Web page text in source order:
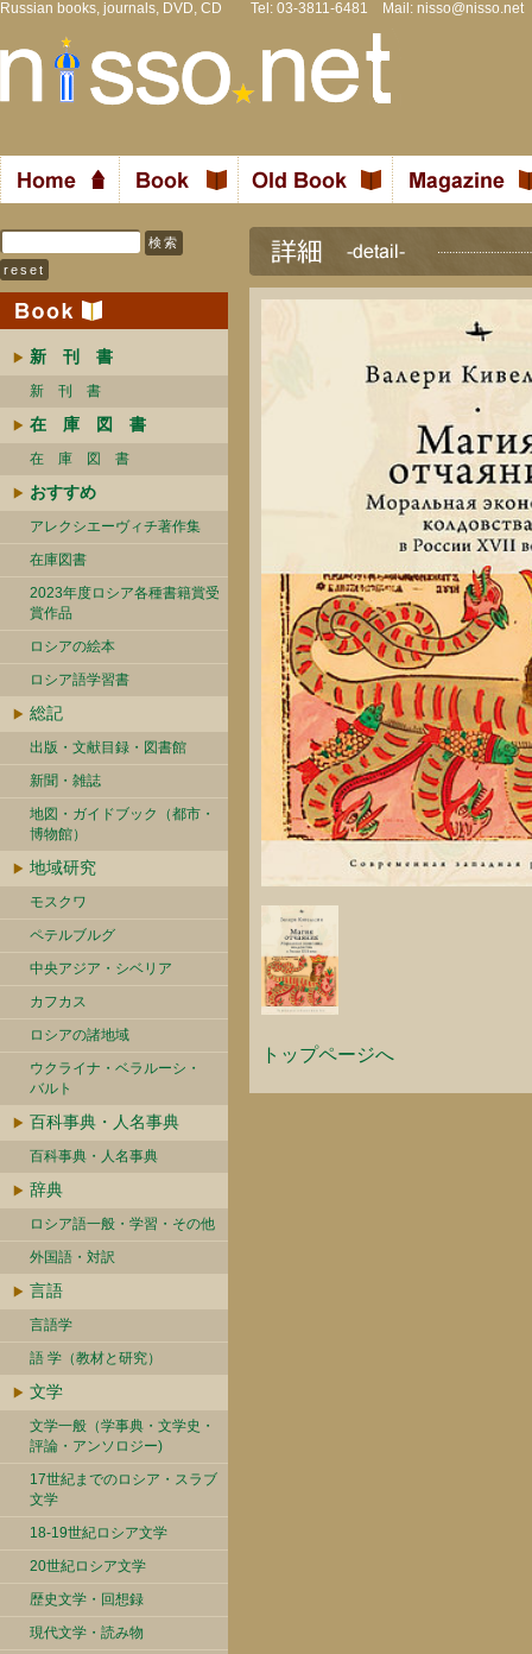
Russian books, journals, DVD, CD Tel: 03-3811-6481 Mail: nisso@nisso.net
新 刊 書
新 刊 書
在 庫 図 書
在 庫 図 書
おすすめ
アレクシエーヴィチ著作集
在庫図書
2023年度ロシア各種書籍賞受
賞作品
ロシアの絵本
ロシア語学習書
総記
出版・文献目録・図書館
新聞・雑誌
地図・ガイドブック（都市・
博物館）
地域研究
モスクワ
ペテルブルグ
中央アジア・シベリア
カフカス
ロシアの諸地域
ウクライナ・ベラルーシ・
バルト
百科事典・人名事典
百科事典・人名事典
辞典
ロシア語一般・学習・その他
外国語・対訳
言語
言語学
語 学（教材と研究）
文学
文学一般（学事典・文学史・
評論・アンソロジー)
17世紀までのロシア・スラブ
文学
18-19世紀ロシア文学
20世紀ロシア文学
歴史文学・回想録
現代文学・読み物
トップページへ